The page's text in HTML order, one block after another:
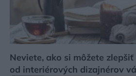
Neviete, ako si môžete
od interiérových dizajnérov